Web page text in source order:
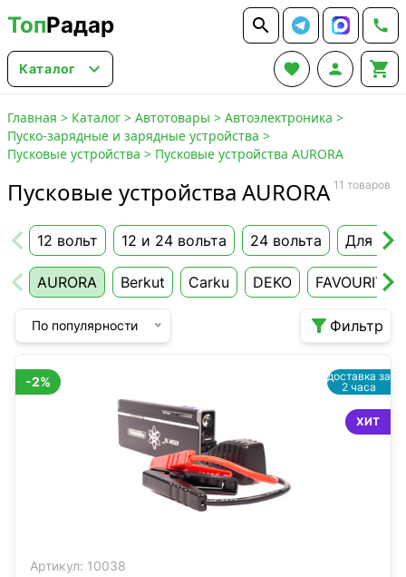
ТопРадар  
Каталог    
Главная > Каталог > Автотовары > Автоэлектроника >
Пуско-зарядные и зарядные устройства >
Пусковые устройства > Пусковые устройства AURORA
Пусковые устройства AURORA 11 товаров
12 вольт 12 и 24 вольта 24 вольта Для
AURORA Berkut Carku DEKO FAVOURITE
По популярности  Фильтр
Артикул: 10038
-2%
доставка за
2 часа
ХИТ